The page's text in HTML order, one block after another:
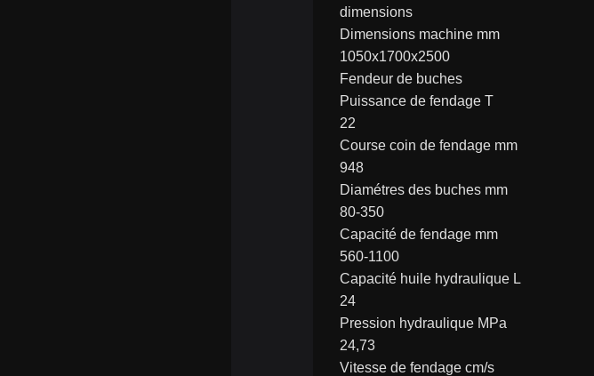
dimensions
Dimensions machine mm
1050x1700x2500
Fendeur de buches
Puissance de fendage T
22
Course coin de fendage mm
948
Diamétres des buches mm
80-350
Capacité de fendage mm
560-1100
Capacité huile hydraulique L
24
Pression hydraulique MPa
24,73
Vitesse de fendage cm/s